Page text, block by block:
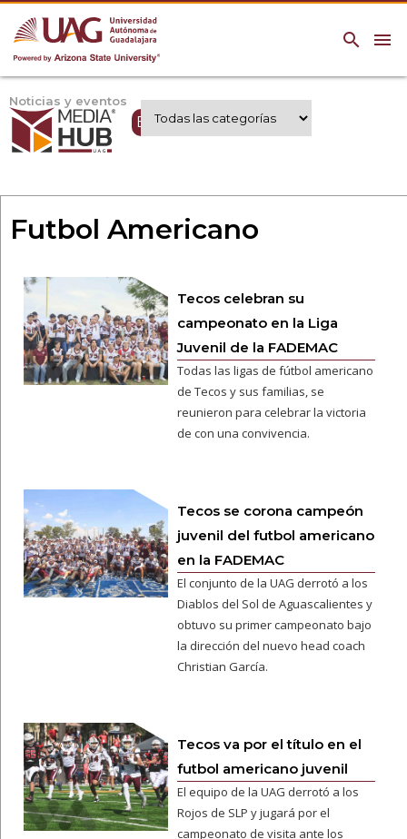
menu
search
Noticias y eventos
Expertos UAG
Futbol Americano
Tecos celebran su
campeonato en la Liga
Juvenil de la FADEMAC
Todas las ligas de fútbol americano
de Tecos y sus familias, se
reunieron para celebrar la victoria
de con una convivencia.
Tecos se corona campeón
juvenil del futbol americano
en la FADEMAC
El conjunto de la UAG derrotó a los
Diablos del Sol de Aguascalientes y
obtuvo su primer campeonato bajo
la dirección del nuevo head coach
Christian García.
Tecos va por el título en el
futbol americano juvenil
El equipo de la UAG derrotó a los
Rojos de SLP y jugará por el
campeonato de visita ante los